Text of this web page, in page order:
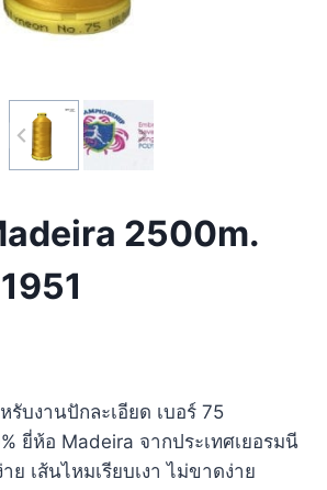
2500m.
รับงานปักละเอียด เบอร์ 75
ยี่ห้อ Madeira จากประเทศเยอรมนี​
ย เส้นไหมเรียบเงา ไม่ขาดง่าย